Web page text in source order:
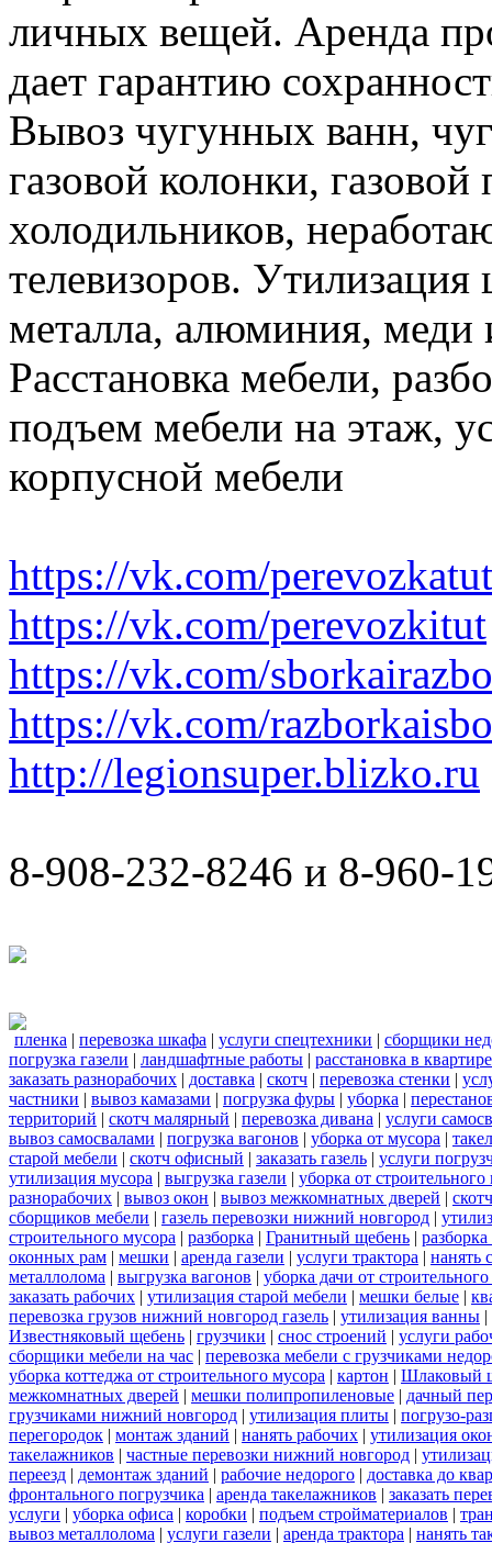
личных вещей. Аренда
дает гарантию
Вывоз чугунных ванн,
газовой колонки,
холодильников,
телевизоров. Утилизация
металла, алюминия, меди
Расстановка мебели,
подъем мебели на этаж,
корпусной мебели
https://vk.com/perevozkatut
https://vk.com/perevozkitut
https://vk.com/
https://vk.com/
http://legionsuper.blizko.ru
8-908-232-8246 и 8-960-
пленка | перевозка шкафа | услуги спецтехники | сборщики
погрузка газели | ландшафтные работы | расстановка в квартире
заказать разнорабочих | доставка | скотч | перевозка стенки |
частники | вывоз камазами | погрузка фуры | уборка |
территорий | скотч малярный | перевозка дивана | услуги
вывоз самосвалами | погрузка вагонов | уборка от мусора |
старой мебели | скотч офисный | заказать газель | услуги
утилизация мусора | выгрузка газели | уборка от строительного
разнорабочих | вывоз окон | вывоз межкомнатных дверей |
сборщиков мебели | газель перевозки нижний новгород |
строительного мусора | разборка | Гранитный щебень |
оконных рам | мешки | аренда газели | услуги трактора | нанять
металлолома | выгрузка вагонов | уборка дачи от
заказать рабочих | утилизация старой мебели | мешки белые |
перевозка грузов нижний новгород газель | утилизация ванны |
Известняковый щебень | грузчики | снос строений | услуги
сборщики мебели на час | перевозка мебели с грузчиками
уборка коттеджа от строительного мусора | картон | Шлаковый
межкомнатных дверей | мешки полипропиленовые | дачный
грузчиками нижний новгород | утилизация плиты | погрузо-
перегородок | монтаж зданий | нанять рабочих | утилизация
такелажников | частные перевозки нижний новгород |
переезд | демонтаж зданий | рабочие недорого | доставка до
фронтального погрузчика | аренда такелажников | заказать
услуги | уборка офиса | коробки | подъем стройматериалов |
вывоз металлолома | услуги газели | аренда трактора | нанять